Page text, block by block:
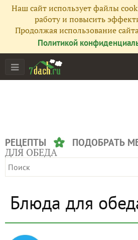
Наш сайт использует файлы
работу и повысить
Продолжая использование
Политикой
РЕЦЕПТЫ ПОДОБРАТЬ
ДЛЯ ОБЕДА
Блюда для